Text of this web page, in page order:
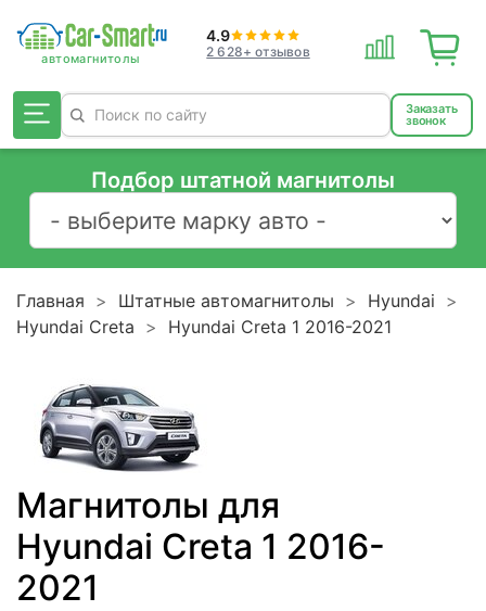
4.9
2 628+ отзывов
Заказать
звонок
Подбор штатной магнитолы
Главная Штатные автомагнитолы
Hyundai
Hyundai Creta
Hyundai Creta 1 2016-2021
Магнитолы для
Hyundai Creta 1 2016-
2021